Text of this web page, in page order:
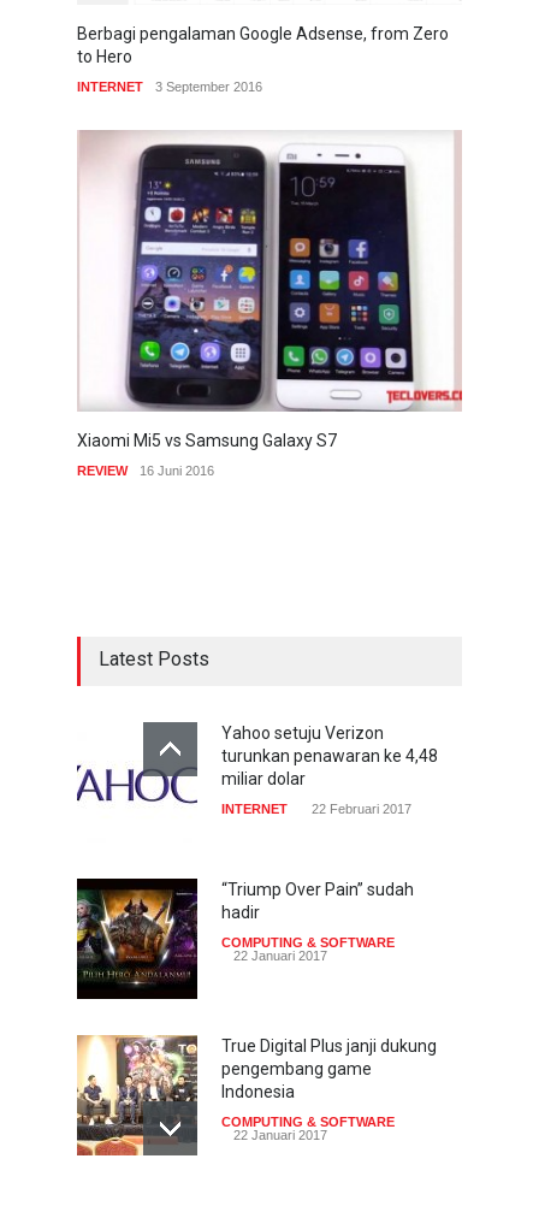
Berbagi pengalaman Google Adsense, from Zero
to Hero
INTERNET 3 September 2016
Xiaomi Mi5 vs Samsung Galaxy S7
REVIEW 16 Juni 2016
Latest Posts
Yahoo setuju Verizon
turunkan penawaran ke 4,48
miliar dolar
INTERNET 22 Februari 2017
“Triump Over Pain” sudah
hadir
COMPUTING & SOFTWARE
22 Januari 2017
True Digital Plus janji dukung
pengembang game
Indonesia
COMPUTING & SOFTWARE
22 Januari 2017